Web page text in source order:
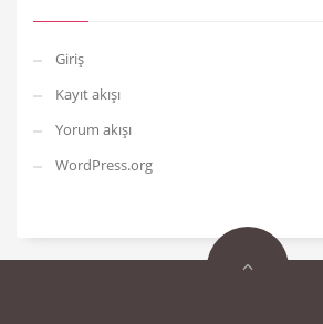
Giriş
Kayıt akışı
Yorum akışı
WordPress.org